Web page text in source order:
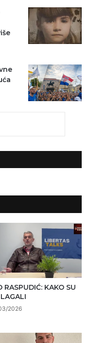
RASPUDIĆ: KAKO SU
2026